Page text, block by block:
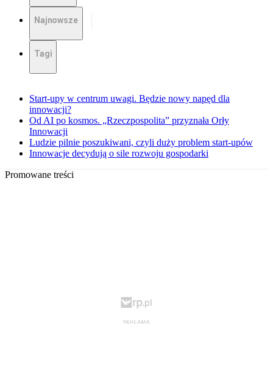
Najnowsze
Tagi
Start-upy w centrum uwagi. Będzie nowy napęd dla
innowacji?
Od AI po kosmos. „Rzeczpospolita” przyznała Orły
Innowacji
Ludzie pilnie poszukiwani, czyli duży problem start-upów
Innowacje decydują o sile rozwoju gospodarki
Promowane treści